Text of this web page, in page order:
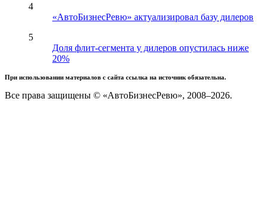
4
«АвтоБизнесРевю» актуализировал базу дилеров
5
Доля флит-сегмента у дилеров опустилась ниже
20%
При использовании материалов с сайта ссылка на источник обязательна.
Все права защищены © «АвтоБизнесРевю», 2008–2026.